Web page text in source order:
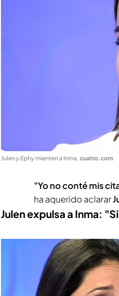
Julen y Ephy mienten a Inma. cuatro.com
"Yo no conté mis
ha aquerido aclarar
Julen expulsa a Inma: